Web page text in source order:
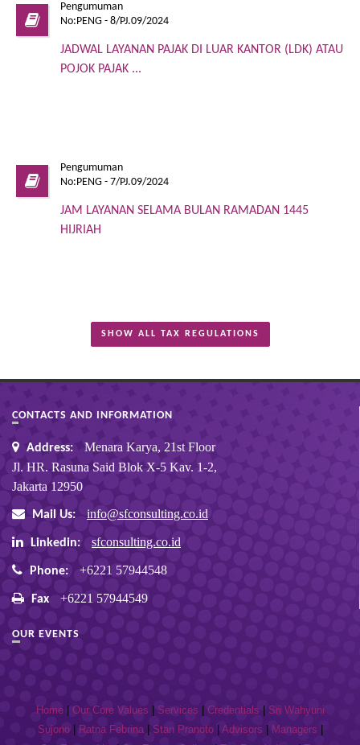
Pengumuman
No:PENG - 8/PJ.09/2024
JADWAL LAYANAN PAJAK DI LUAR KANTOR (LDK) ATAU
POJOK PAJAK ...
Pengumuman
No:PENG - 7/PJ.09/2024
JAM LAYANAN SELAMA BULAN RAMADAN 1445
HIJRIAH
SHOW ALL TAX REGULATIONS
CONTACTS AND INFORMATION
Address:
Menara Karya, 21st Floor
Jl. HR. Rasuna Said Blok X-5 Kav. 1-2,
Jakarta 12950
Mail Us: info@sfconsulting.co.id
Linkedin: sfconsulting.co.id
Phone: +6221 57944548
Fax +6221 57944549
OUR EVENTS
Home| Our Core Values Services Credentials
Sri Wahyuni
Sujono| Ratna Febrina| Stan Pranoto| Advisors Managers